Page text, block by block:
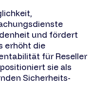
und fördert
erhöht die
für Reseller
sie als
Sicherheits-